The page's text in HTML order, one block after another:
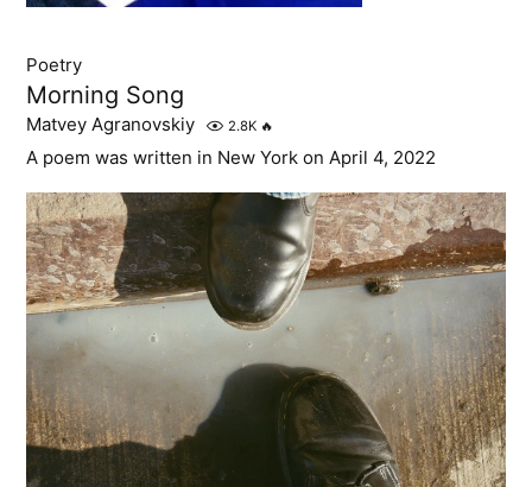
Poetry
Morning Song
Matvey Agranovskiy 2.8K 🔥
A poem was written in New York on April 4, 2022